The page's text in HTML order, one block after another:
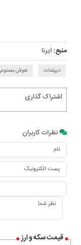
قیمت سکه و ارز
منبع:ایرنا
دیپلمات هوش
اشتراک گذاری
نظرات کاربران